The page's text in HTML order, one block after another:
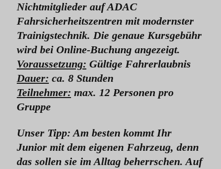
Nichtmitglieder auf ADAC
Fahrsicherheitszentren mit modernster
Trainigstechnik. Die genaue Kursgebühr
wird bei Online-Buchung angezeigt.
Voraussetzung: Gültige Fahrerlaubnis
Dauer: ca. 8 Stunden
Teilnehmer: max. 12 Personen pro
Gruppe
Unser Tipp: Am besten kommt Ihr
Junior mit dem eigenen Fahrzeug, denn
das sollen sie im Alltag beherrschen. Auf